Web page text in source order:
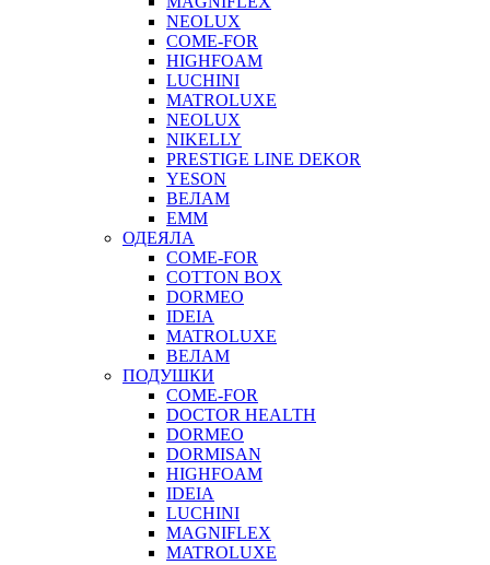
NEOLUX
COME-FOR
HIGHFOAM
LUCHINI
MATROLUXE
NEOLUX
NIKELLY
PRESTIGE LINE DEKOR
YESON
ВЕЛАМ
ЕММ
ОДЕЯЛА
COME-FOR
COTTON BOX
DORMEO
IDEIA
MATROLUXE
ВЕЛАМ
ПОДУШКИ
COME-FOR
DOCTOR HEALTH
DORMEO
DORMISAN
HIGHFOAM
IDEIA
LUCHINI
MAGNIFLEX
MATROLUXE